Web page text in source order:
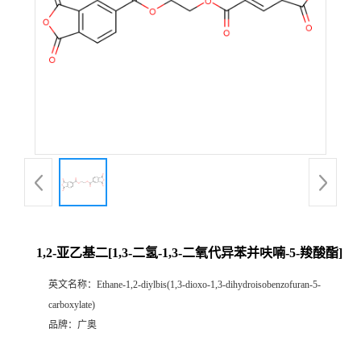
1,2-亚乙基二[1,3-二氢-1,3-二氧代异苯并呋喃-5-羧酸酯]
英文名称： Ethane-1,2-diylbis(1,3-dioxo-1,3-dihydroisobenzofuran-5-
carboxylate)
品牌： 广奥